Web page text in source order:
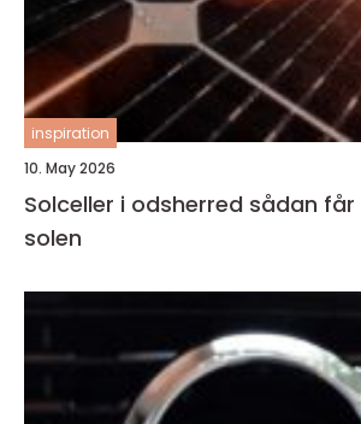
inspiration
10. May 2026
Solceller i odsherred sådan får du mest ud af
solen